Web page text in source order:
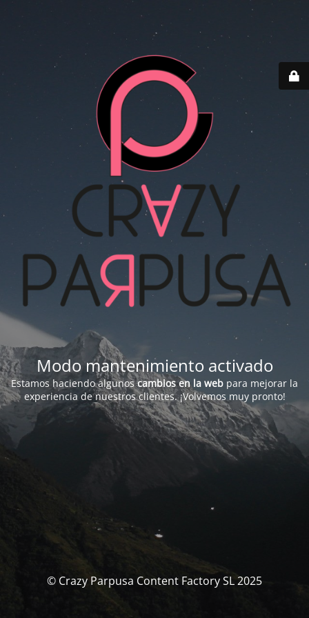
Modo mantenimiento activado
Estamos haciendo algunoscambios en la web para mejorar la
experiencia de nuestros clientes. ¡Volvemos muy pronto!
© Crazy Parpusa Content Factory SL 2025